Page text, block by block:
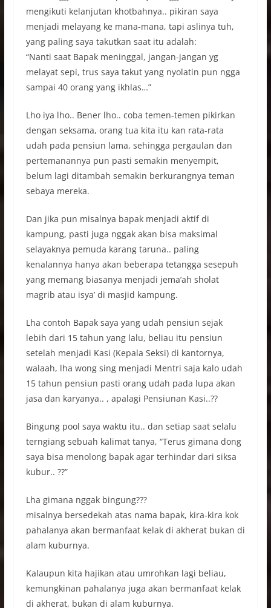
mengikuti kelanjutan khotbahnya.. pikiran saya
menjadi melayang ke mana-mana, tapi aslinya tuh,
yang paling saya takutkan saat itu adalah:
“Nanti saat Bapak meninggal, jangan-jangan yg
melayat sepi, trus saya takut yang nyolatin pun ngga
sampai 40 orang yang ikhlas…”
Lho iya lho.. Bener lho.. coba temen-temen pikirkan
dengan seksama, orang tua kita itu kan rata-rata
udah pada pensiun lama, sehingga pergaulan dan
pertemanannya pun pasti semakin menyempit,
belum lagi ditambah semakin berkurangnya teman
sebaya mereka.
Dan jika pun misalnya bapak menjadi aktif di
kampung, pasti juga nggak akan bisa maksimal
selayaknya pemuda karang taruna.. paling
kenalannya hanya akan beberapa tetangga sesepuh
yang memang biasanya menjadi jema’ah sholat
magrib atau isya’ di masjid kampung.
Lha contoh Bapak saya yang udah pensiun sejak
lebih dari 15 tahun yang lalu, beliau itu pensiun
setelah menjadi Kasi (Kepala Seksi) di kantornya,
walaah, lha wong sing menjadi Mentri saja kalo udah
15 tahun pensiun pasti orang udah pada lupa akan
jasa dan karyanya.. , apalagi Pensiunan Kasi..??
Bingung pool saya waktu itu.. dan setiap saat selalu
terngiang sebuah kalimat tanya, “Terus gimana dong
saya bisa menolong bapak agar terhindar dari siksa
kubur.. ??”
Lha gimana nggak bingung???
misalnya bersedekah atas nama bapak, kira-kira kok
pahalanya akan bermanfaat kelak di akherat bukan di
alam kuburnya.
Kalaupun kita hajikan atau umrohkan lagi beliau,
kemungkinan pahalanya juga akan bermanfaat kelak
di akherat, bukan di alam kuburnya.